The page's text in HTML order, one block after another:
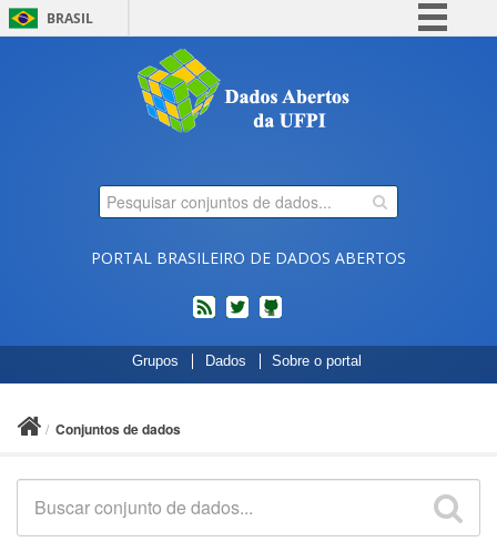
BRASIL
Comunica BR
Participe
Legislação
PORTAL BRASILEIRO DE DADOS ABERTOS
feed twitterCódigos
fonte
de
no
Grupos Dados Sobre o portal
Conjuntos de dados